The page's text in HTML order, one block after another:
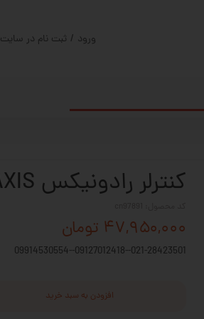
ورود / ثبت نام در سایت
سفارشات
گیربکس حلزونی
کنترلر رادونیکس PROLAN- 3AXIS
۴۷,۹۵۰,۰۰۰ تومان
021-28423501--09127012418--09914530554
افزودن به سبد خرید